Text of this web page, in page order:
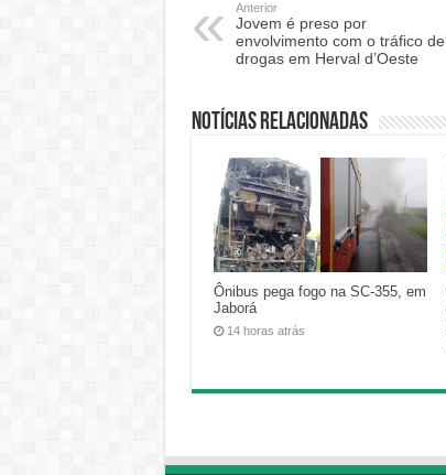
Anterior
Jovem é preso por
envolvimento com o tráfico de
drogas em Herval d’Oeste
Notícias relacionadas
Ônibus pega fogo na SC-355, em
Jaborá
14 horas atrás